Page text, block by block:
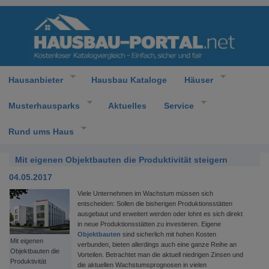
Hausanbieter Hausbau Kataloge Häuser
Musterhausparks Aktuelles Service
Rund ums Haus
Mit eigenen Objektbauten die Produktivität steigern
04.05.2017
Mit eigenen
Objektbauten die
Produktivität
Viele Unternehmen im Wachstum müssen sich
entscheiden: Sollen die bisherigen Produktionsstätten
ausgebaut und erweitert werden oder lohnt es sich direkt
in neue Produktionsstätten zu investieren. Eigene
Objektbauten sind sicherlich mit hohen Kosten
verbunden, bieten allerdings auch eine ganze Reihe an
Vorteilen. Betrachtet man die aktuell niedrigen Zinsen und
die aktuellen Wachstumsprognosen in vielen